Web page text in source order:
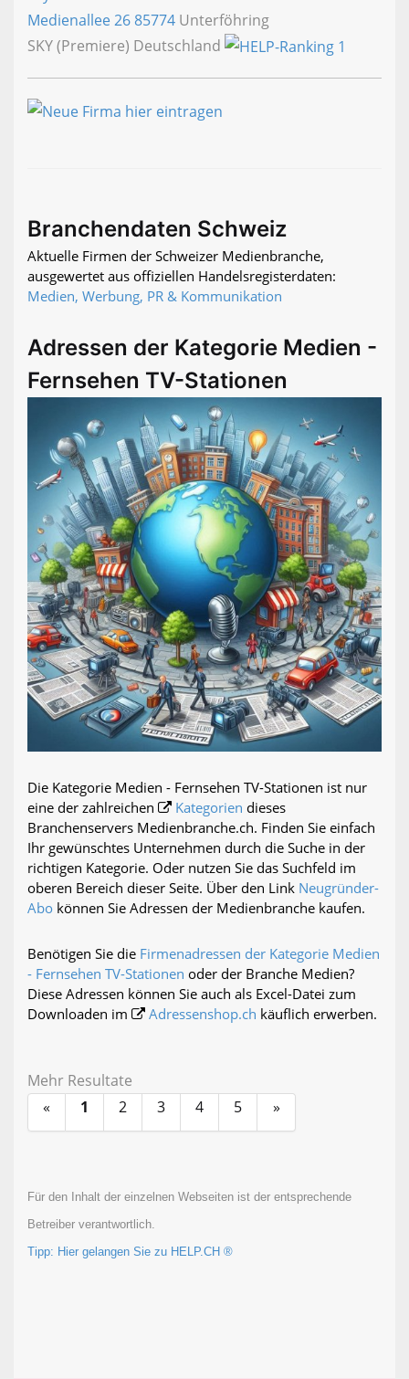
Medienallee 2685774 Unterföhring
SKY (Premiere) Deutschland
Branchendaten Schweiz
Aktuelle Firmen der Schweizer Medienbranche,
ausgewertet aus offiziellen Handelsregisterdaten:
Medien, Werbung, PR & Kommunikation
Adressen der Kategorie Medien -
Fernsehen TV-Stationen
Die Kategorie Medien - Fernsehen TV-Stationen ist nur
eine der zahlreichen
Kategorien dieses
Branchenservers Medienbranche.ch. Finden Sie einfach
Ihr gewünschtes Unternehmen durch die Suche in der
richtigen Kategorie. Oder nutzen Sie das Suchfeld im
oberen Bereich dieser Seite. Über den Link Neugründer-
Abo können Sie Adressen der Medienbranche kaufen.
Benötigen Sie die Firmenadressen der Kategorie Medien
- Fernsehen TV-Stationen oder der Branche Medien?
Diese Adressen können Sie auch als Excel-Datei zum
Downloaden im
Adressenshop.ch käuflich erwerben.
Mehr Resultate
«
1 2 3 4 5 »
Für den Inhalt der einzelnen Webseiten ist der entsprechende
Betreiber verantwortlich.
Tipp: Hier gelangen Sie zu HELP.CH ®